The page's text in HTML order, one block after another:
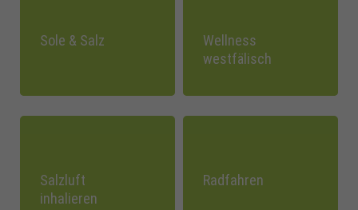
Sole & Salz
Wellness
westfälisch
Salzluft
inhalieren
Radfahren